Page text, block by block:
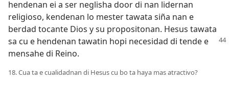
hendenan ei a ser neglisha door di nan lidernan
religioso, kendenan lo mester tawata siña nan e
berdad tocante Dios y su propositonan. Hesus tawata
sa cu e hendenan tawatin hopi necesidad di tende e
mensahe di Reino.
18. Cua ta e cualidadnan di Hesus cu bo ta haya mas atractivo?